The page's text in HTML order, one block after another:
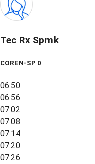
Tec Rx Spmk
COREN-SP 0
06:50
06:56
07:02
07:08
07:14
07:20
07:26